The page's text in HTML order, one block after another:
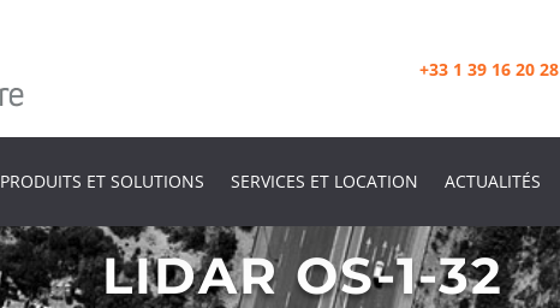
LIDAR OS-1-32
+33 1 39 16 20 28
PRODUITS ET SOLUTIONS SERVICES ET LOCATION ACTUALITÉS